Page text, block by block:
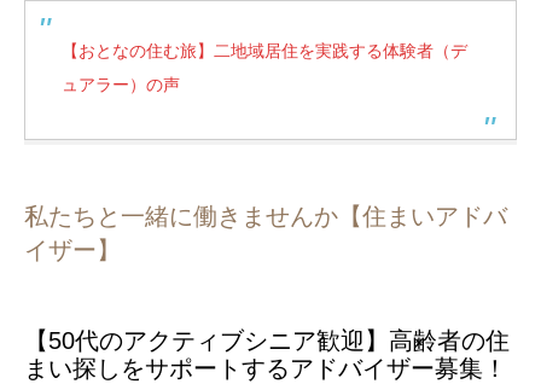
【おとなの住む旅】二地域居住を実践する体験者（デ
ュアラー）の声
私たちと一緒に働きませんか【住まいアドバ
イザー】
【50代のアクティブシニア歓迎】高齢者の住
まい探しをサポートするアドバイザー募集！